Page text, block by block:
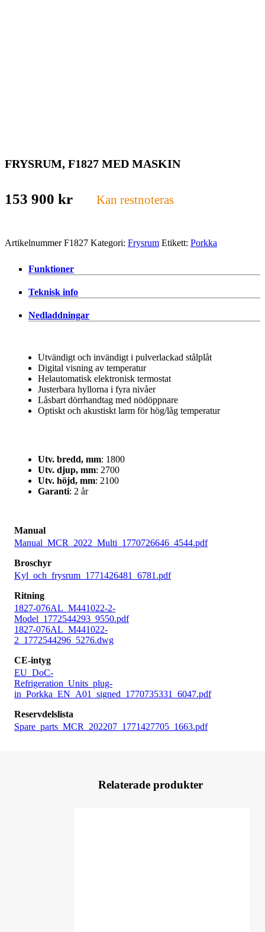
FRYSRUM, F1827 MED MASKIN
153 900 kr Kan restnoteras
ArtikelnummerF1827 Kategori: Frysrum Etikett: Porkka
Funktioner
Teknisk info
Nedladdningar
Utvändigt och invändigt i pulverlackad stålplåt
Digital visning av temperatur
Helautomatisk elektronisk termostat
Justerbara hyllorna i fyra nivåer
Låsbart dörrhandtag med nödöppnare
Optiskt och akustiskt larm för hög/låg temperatur
Utv. bredd, mm: 1800
Utv. djup, mm: 2700
Utv. höjd, mm: 2100
Garanti: 2 år
Manual
Manual_MCR_2022_Multi_1770726646_4544.pdf
Broschyr
Kyl_och_frysrum_1771426481_6781.pdf
Ritning
1827-076AL_M441022-2-
Model_1772544293_9550.pdf
1827-076AL_M441022-
2_1772544296_5276.dwg
CE-intyg
EU_DoC-
Refrigeration_Units_plug-
in_Porkka_EN_A01_signed_1770735331_6047.pdf
Reservdelslista
Spare_parts_MCR_202207_1771427705_1663.pdf
Relaterade produkter